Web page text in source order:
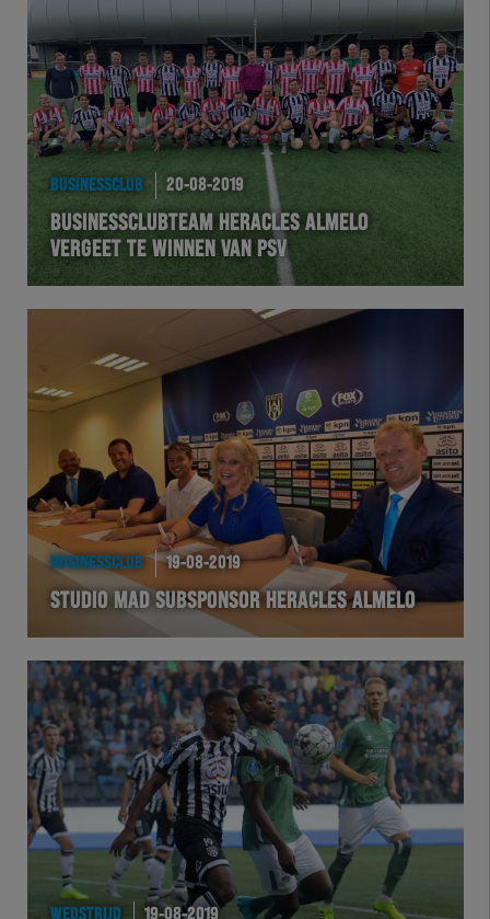
BUSINESSCLUB 20-08-2019
BUSINESSCLUBTEAM HERACLES ALMELO
VERGEET TE WINNEN VAN PSV
BUSINESSCLUB 19-08-2019
STUDIO MAD SUBSPONSOR HERACLES ALMELO
WEDSTRIJD 19-08-2019